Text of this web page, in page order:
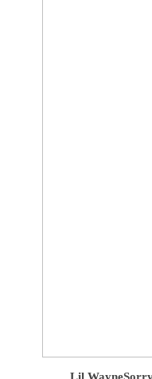
Lil Wayne